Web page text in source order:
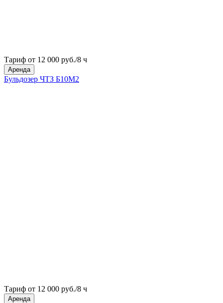
Тариф от 12 000 руб./8 ч
Аренда
Бульдозер ЧТЗ Б10М2
Тариф от 12 000 руб./8 ч
Аренда